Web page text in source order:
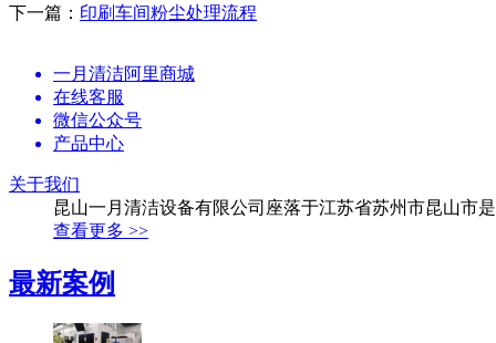
下一篇： 印刷车间粉尘处理流程
一月清洁阿里商城
在线客服
微信公众号
产品中心
关于我们
昆山一月清洁设备有限公司座落于江苏省苏州市昆山市
查看更多 >>
最新案例